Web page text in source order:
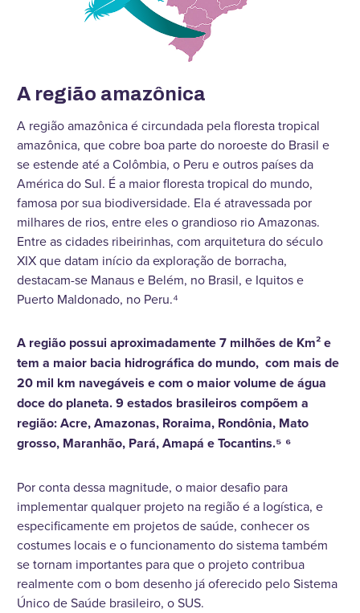
A região amazônica
A região amazônica é circundada pela floresta tropical
amazônica, que cobre boa parte do noroeste do Brasil e
se estende até a Colômbia, o Peru e outros países da
América do Sul. É a maior floresta tropical do mundo,
famosa por sua biodiversidade. Ela é atravessada por
milhares de rios, entre eles o grandioso rio Amazonas.
Entre as cidades ribeirinhas, com arquitetura do século
XIX que datam início da exploração de borracha,
destacam-se Manaus e Belém, no Brasil, e Iquitos e
Puerto Maldonado, no Peru.⁴
A região possui aproximadamente 7 milhões de Km² e
tem a maior bacia hidrográfica do mundo, com mais de
20 mil km navegáveis e com o maior volume de água
doce do planeta. 9 estados brasileiros compõem a
região: Acre, Amazonas, Roraima, Rondônia, Mato
grosso, Maranhão, Pará, Amapá e Tocantins.⁵ ⁶
Por conta dessa magnitude, o maior desafio para
implementar qualquer projeto na região é a logística, e
especificamente em projetos de saúde, conhecer os
costumes locais e o funcionamento do sistema também
se tornam importantes para que o projeto contribua
realmente com o bom desenho já oferecido pelo Sistema
Único de Saúde brasileiro, o SUS.